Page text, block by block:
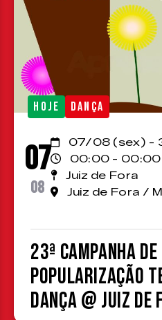
HOJE DANÇA
07
08
07/08 (sex) -
00:00 - 00:00
Juiz de Fora
Juiz de Fora /
23ª Campanha de
Popularização
Dança @ Juiz de